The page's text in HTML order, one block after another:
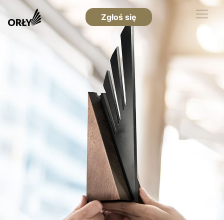
Zgłoś się